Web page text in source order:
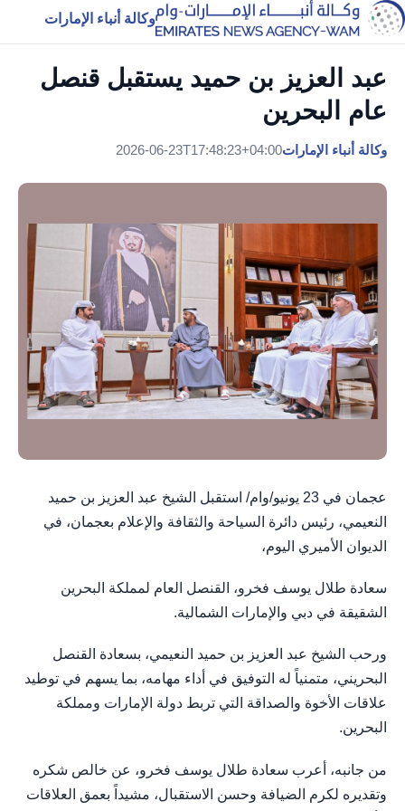
وكالة أنباء الإمارات
عبد العزيز بن حميد يستقبل قنصل
عام البحرين
وكالة أنباء الإمارات2026-06-23T17:48:23+04:00
عجمان في 23 يونيو/وام/ استقبل الشيخ عبد العزيز بن حميد
النعيمي، رئيس دائرة السياحة والثقافة والإعلام بعجمان، في
الديوان الأميري اليوم،
سعادة طلال يوسف فخرو، القنصل العام لمملكة البحرين
الشقيقة في دبي والإمارات الشمالية.
ورحب الشيخ عبد العزيز بن حميد النعيمي، بسعادة القنصل
البحريني، متمنياً له التوفيق في أداء مهامه، بما يسهم في توطيد
علاقات الأخوة والصداقة التي تربط دولة الإمارات ومملكة
البحرين.
من جانبه، أعرب سعادة طلال يوسف فخرو، عن خالص شكره
وتقديره لكرم الضيافة وحسن الاستقبال، مشيداً بعمق العلاقات